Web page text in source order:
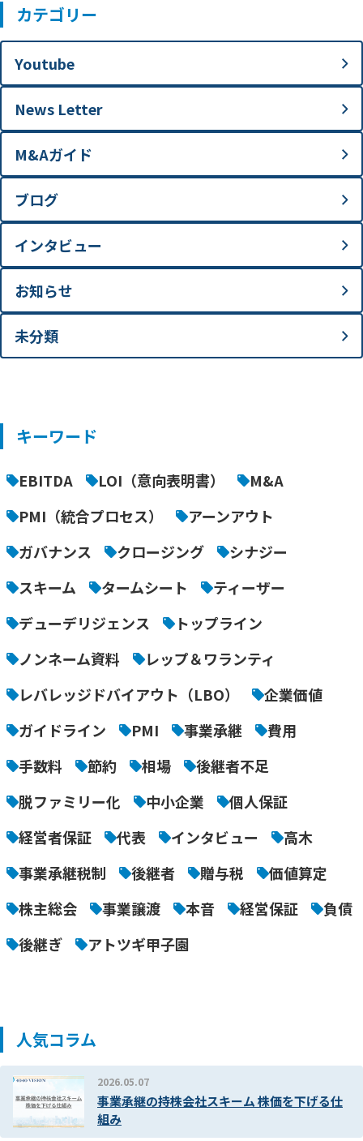
カテゴリー
Youtube
News Letter
M&Aガイド
ブログ
インタビュー
お知らせ
未分類
キーワード
EBITDA LOI（意向表明書）
M&A
PMI（統合プロセス）
アーンアウト
ガバナンス
クロージング
シナジー
スキーム
タームシート
ティーザー
デューデリジェンス
トップライン
ノンネーム資料
レップ＆ワランティ
レバレッジドバイアウト（LBO）
企業価値
ガイドライン
PMI 事業承継
費用
手数料
節約 相場
後継者不足
脱ファミリー化
中小企業
個人保証
経営者保証
代表 インタビュー
高木
事業承継税制
後継者 贈与税
価値算定
株主総会
事業譲渡 本音 経営保証
負債
後継ぎ
アトツギ甲子園
人気コラム
2026.05.07
事業承継の持株会社スキーム 株価を下げる仕
組み